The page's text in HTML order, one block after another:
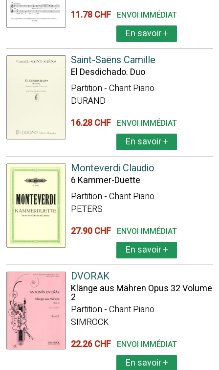
11.78 CHF ENVOI IMMÉDIAT
En savoir+
Saint-Saëns Camille
El Desdichado. Duo
Partition - Chant Piano
DURAND
16.28 CHF ENVOI IMMÉDIAT
En savoir+
Monteverdi Claudio
6 Kammer-Duette
Partition - Chant Piano
PETERS
27.90 CHF ENVOI IMMÉDIAT
En savoir+
DVORAK
Klänge aus Mähren Opus 32 Volume
2
Partition - Chant Piano
SIMROCK
22.26 CHF ENVOI IMMÉDIAT
En savoir+